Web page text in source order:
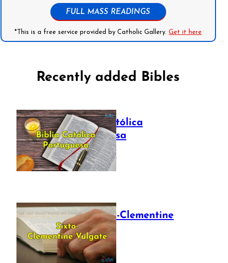
FULL MASS READINGS
*This is a free service provided by Catholic Gallery.Get it here
Recently added Bibles
Bíblia Católica
Portuguesa
July 16, 2025
The Sixto-Clementine
Vulgate
July 12, 2025